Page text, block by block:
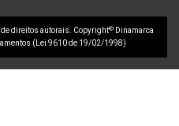
de direitos autorais. Copyright© Dinamarca
(Lei 9610 de 19/02/1998)